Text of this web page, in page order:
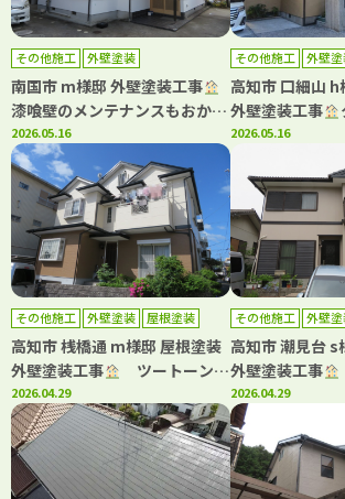
その他施工 外壁塗装
南国市 m様邸 外壁塗装工事
漆喰壁のメンテナンスもおかま
せ！
2026.05.16
その他施工 外壁
高知市 口細山
外壁塗装工事
ト仕上げでより
2026.05.16
その他施工 外壁塗装 屋根塗装
高知市 桟橋通 m様邸 屋根塗装
外壁塗装工事
ツートーンで
お洒落に仕上がりました！
2026.04.29
その他施工 外壁
高知市 潮見台 s
外壁塗装工事
スと日本ペイン
様！
2026.04.29